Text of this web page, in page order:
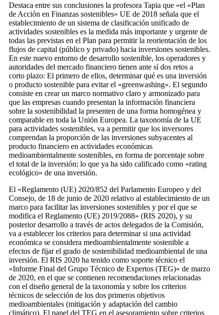
Destaca entre sus conclusiones la profesora Tapia que «el «Plan
de Acción en Finanzas sostenibles» UE de 2018 señala que el
establecimiento de un sistema de clasificación unificado de
actividades sostenibles es la medida más importante y urgente de
todas las previstas en el Plan para permitir la reorientación de los
flujos de capital (público y privado) hacia inversiones sostenibles.
En este nuevo entorno de desarrollo sostenible, los operadores y
autoridades del mercado financiero tienen ante sí dos retos a
corto plazo: El primero de ellos, determinar qué es una inversión
o producto sostenible para evitar el «greenwashing». El segundo
consiste en crear un marco normativo claro y armonizado para
que las empresas cuando presentan la información financiera
sobre la sostenibilidad la presenten de una forma homogénea y
comparable en toda la Unión Europea. La taxonomía de la UE
para actividades sostenibles, va a permitir que los inversores
comprendan la proporción de las inversiones subyacentes al
producto financiero en actividades económicas
medioambientalmente sostenibles, en forma de porcentaje sobre
el total de la inversión; lo que ya ha sido calificado como «rating
ecológico» de una inversión.
El «Reglamento (UE) 2020/852 del Parlamento Europeo y del
Consejo, de 18 de junio de 2020 relativo al establecimiento de un
marco para facilitar las inversiones sostenibles y por el que se
modifica el Reglamento (UE) 2019/2088» (RIS 2020), y su
posterior desarrollo a través de actos delegados de la Comisión,
va a establecer los criterios para determinar si una actividad
económica se considera medioambientalmente sostenible a
efectos de fijar el grado de sostenibilidad medioambiental de una
inversión. El RIS 2020 ha tenido como soporte técnico el
«Informe Final del Grupo Técnico de Expertos (TEG)» de marzo
de 2020, en el que se contienen recomendaciones relacionadas
con el diseño general de la taxonomía y sobre los criterios
técnicos de selección de los dos primeros objetivos
medioambientales (mitigación y adaptación del cambio
climático). El papel del TEG en el asesoramiento sobre criterios